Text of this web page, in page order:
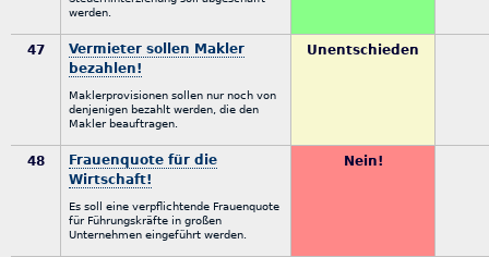
werden.
47
Vermieter sollen Makler
bezahlen!
Maklerprovisionen sollen nur noch von
denjenigen bezahlt werden, die den
Makler beauftragen.
Unentschieden
48
Frauenquote für die
Wirtschaft!
Es soll eine verpflichtende Frauenquote
für Führungskräfte in großen
Unternehmen eingeführt werden.
Nein!